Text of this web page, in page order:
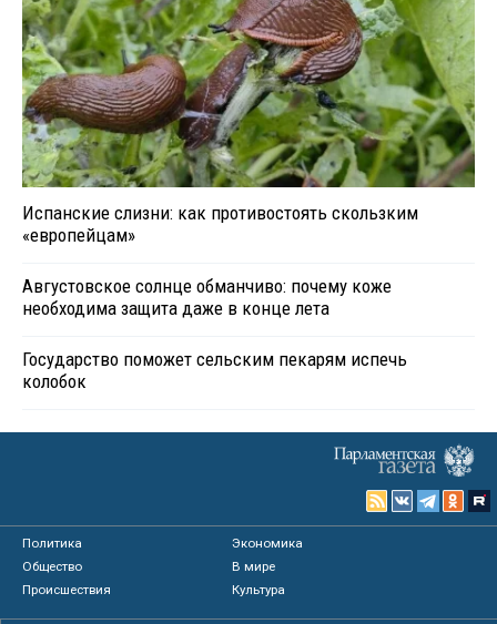
Испанские слизни: как противостоять скользким
«европейцам»
Августовское солнце обманчиво: почему коже
необходима защита даже в конце лета
Государство поможет сельским пекарям испечь
колобок
Политика
Экономика
Общество
В мире
Происшествия
Культура